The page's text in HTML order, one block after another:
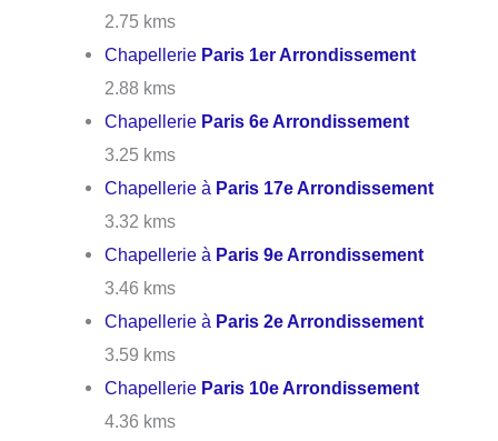
2.75 kms
Chapellerie Paris 1er Arrondissement
2.88 kms
Chapellerie Paris 6e Arrondissement
3.25 kms
Chapellerie à Paris 17e Arrondissement
3.32 kms
Chapellerie à Paris 9e Arrondissement
3.46 kms
Chapellerie à Paris 2e Arrondissement
3.59 kms
Chapellerie Paris 10e Arrondissement
4.36 kms